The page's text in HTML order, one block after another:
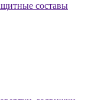
составы